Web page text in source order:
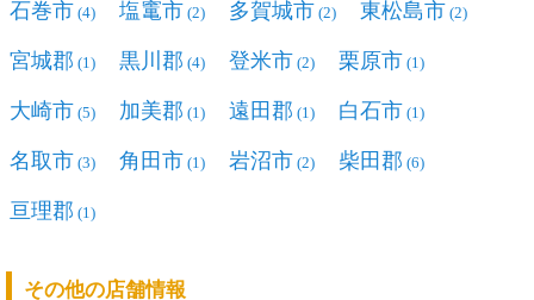
石巻市 (4) 塩竃市 (2) 多賀城市 (2) 東松島市 (2)
宮城郡 (1) 黒川郡 (4) 登米市 (2) 栗原市 (1)
大崎市 (5) 加美郡 (1) 遠田郡 (1) 白石市 (1)
名取市 (3) 角田市 (1) 岩沼市 (2) 柴田郡 (6)
亘理郡 (1)
その他の店舗情報